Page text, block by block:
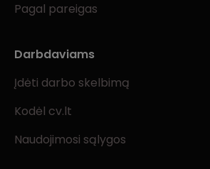
Pagal pareigas
Darbdaviams
Įdėti darbo skelbimą
Kodėl cv.lt
Naudojimosi sąlygos